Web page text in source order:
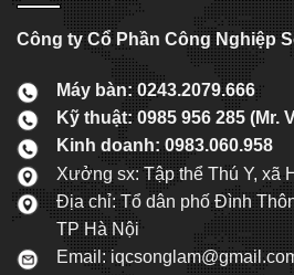
Công ty Cổ Phần Công Nghiệp
Máy bàn: 0243.2079.666
Kỹ thuật: 0985 956 285 (Mr.
Kinh doanh: 0983.060.958
Xưởng sx: Tập thể Thú Y, xã
Địa chỉ: Tổ dân phố Đình
TP Hà Nội
Email: